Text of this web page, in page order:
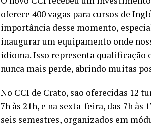
oferece 400 vagas para cursos de
importância desse momento,
inaugurar um equipamento onde
idioma. Isso representa qualificação
nunca mais perde, abrindo muitas
No CCI de Crato, são oferecidas 12
7h às 21h, e na sexta-feira, das 7h
seis semestres, organizados em